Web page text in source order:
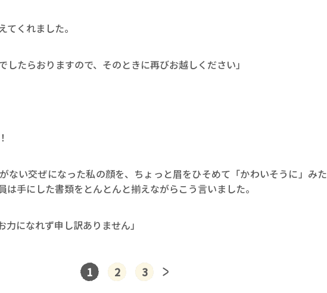
てくれました。
したらおりますので、そのときに再びお越しください」
ない交ぜになった私の顔を、ちょっと眉をひそめて「かわいそうに」みた
は手にした書類をとんとんと揃えながらこう言いました。
力になれず申し訳ありません」
1 2 3